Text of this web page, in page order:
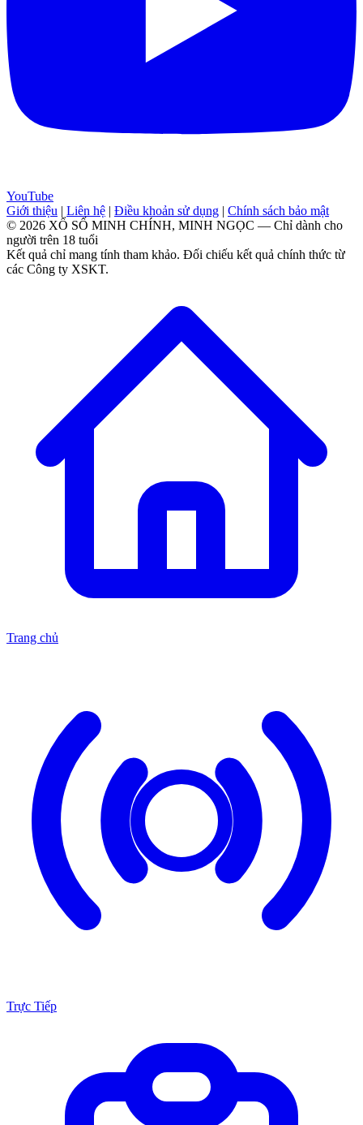
YouTube
Giới thiệu | Liên hệ | Điều khoản sử dụng | Chính sách bảo mật
© 2026 XỔ SỐ MINH CHÍNH, MINH NGỌC — Chỉ dành cho
người trên 18 tuổi
Kết quả chỉ mang tính tham khảo. Đối chiếu kết quả chính thức từ
các Công ty XSKT.
Trang chủ
Trực Tiếp